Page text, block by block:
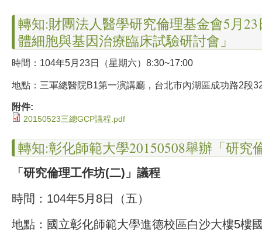
轉知:財團法人醫學研究倫理基金會5月
體細胞與基因治療臨床試驗研討會」
時間：104年5月23日（星期六）8:30~17:00
地點：三軍總醫院B1第一演講廳，台北市內湖區成功路2段
附件:
20150523三總GCP議程.pdf
轉知:彰化師範大學20150508舉辦「研究
「研究倫理工作坊(二)」議程
時間：104年5月8日（五）
地點：國立彰化師範大學進德校區白沙大樓5樓